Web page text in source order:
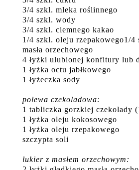
3/4 szkl. mleka roślinnego
3/4 szkl. wody
3/4 szkl. ciemnego kakao
1/4 szkl. oleju rzepakowego1/4
masła orzechowego
4 łyżki ulubionej konfitury lub
1 łyżka octu jabłkowego
1 łyżeczka sody
polewa czekoladowa:
1 tabliczka gorzkiej czekolady
1 łyżka oleju kokosowego
1 łyżka oleju rzepakowego
szczypta soli
lukier z masłem orzechowym: